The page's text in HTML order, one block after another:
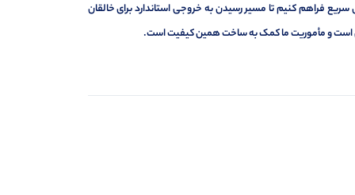
فراهم کنیم تا مسیر رسیدن به خروجی استاندارد برای خالقان
است و مأموریت ما کمک به ساخت همین کیفیت است.